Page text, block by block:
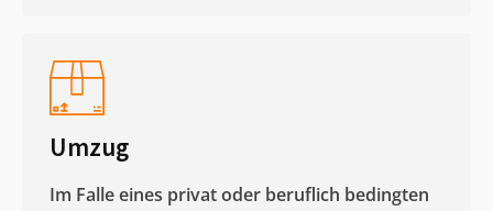
Umzug
Im Falle eines privat oder beruflich bedingten